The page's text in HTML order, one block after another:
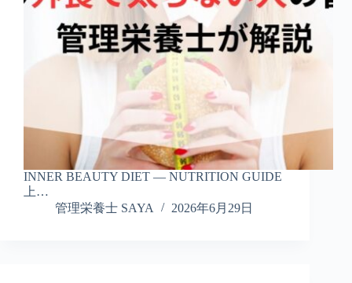
INNER BEAUTY DIET — NUTRITION GUIDE
上…
管理栄養士 SAYA
2026年6月29日